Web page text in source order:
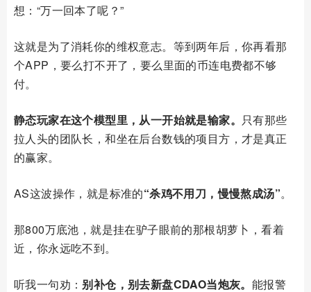
想：“万一回本了呢？”
这就是为了消耗你的维权意志。等到两年后，你再看那
个APP，要么打不开了，要么里面的币连电费都不够
付。
静态玩家在这个模型里，从一开始就是输家。 只有那些
拉人头的团队长，和坐在后台数钱的项目方，才是真正
的赢家。
AS这波操作，就是标准的“杀鸡不用刀，慢慢熬成汤”。
那800万底池，就是挂在驴子眼前的那根胡萝卜，看着
近，你永远吃不到。
听我一句劝： 别补仓，别去新盘CDAO当炮灰。 能报警